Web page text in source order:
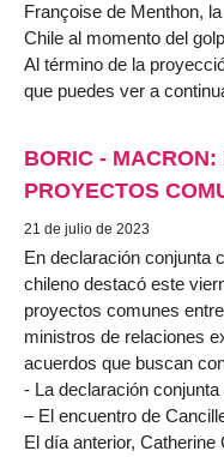
Françoise de Menthon,
Chile al momento del
Al término de la
que puedes ver a
BORIC - MACRON:
PROYECTOS
21 de julio de 2023
En declaración conjunta
chileno destacó este
proyectos comunes
ministros de relaciones
acuerdos que buscan
- La declaración
– El encuentro de
El día anterior,